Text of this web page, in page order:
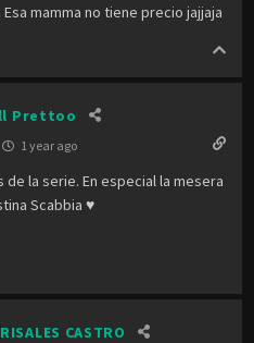
mamma no tiene precio jajjaja
Prettoo
1 year ago
de la serie. En especial la mesera
Scabbia ♥️
CASTRO